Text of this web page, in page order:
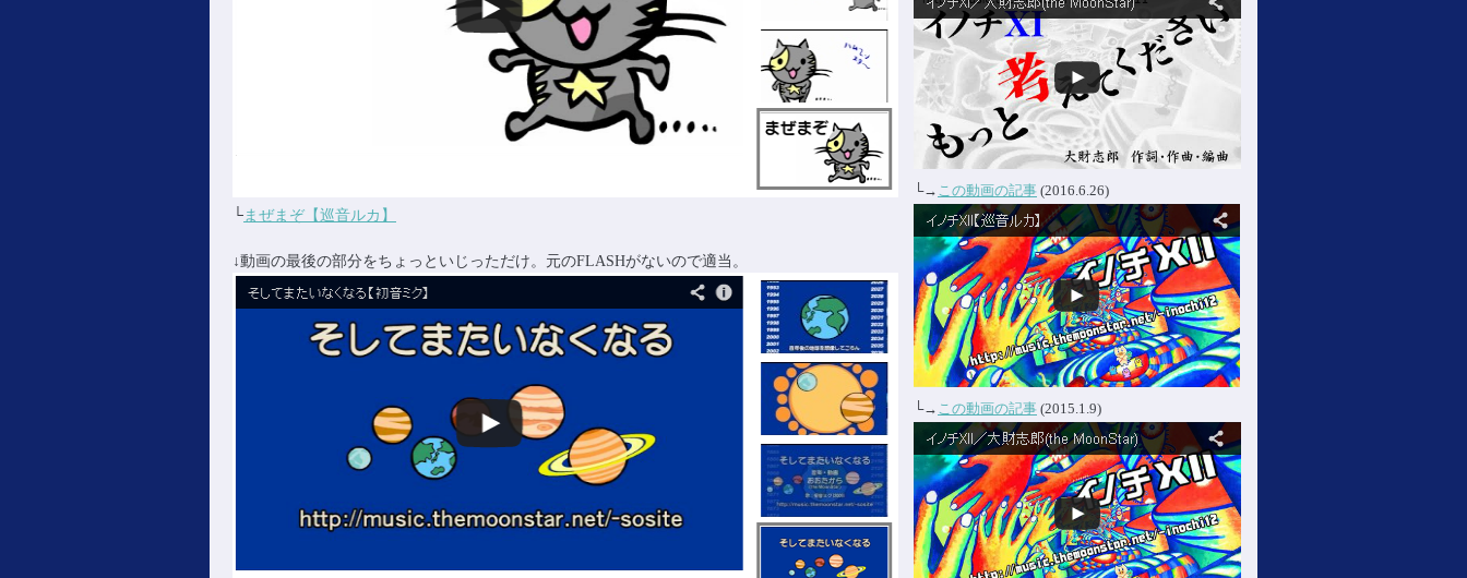
└まぜまぞ【巡音ルカ】
↓動画の最後の部分をちょっといじっただけ。元のFLASHがないので適当。
└→ この動画の記事 (2016.6.26)
└→ この動画の記事 (2015.1.9)